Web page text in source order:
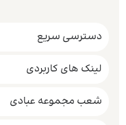
دسترسی سریع
لینک های کاربردی
شعب مجموعه عبادی